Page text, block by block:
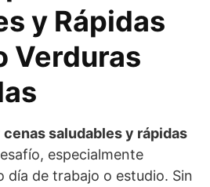
y Rápidas
Verduras
cenas saludables y rápidas
especialmente
día de trabajo o estudio. Sin